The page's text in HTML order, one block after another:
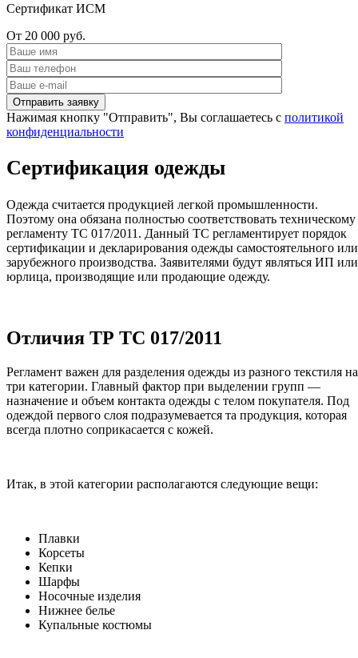
Сертификат ИСМ
От 20 000 руб.
Нажимая кнопку "Отправить", Вы соглашаетесь с политикой
конфиденциальности
Сертификация одежды
Одежда считается продукцией легкой промышленности.
Поэтому она обязана полностью соответствовать техническому
регламенту ТС 017/2011. Данный ТС регламентирует порядок
сертификации и декларирования одежды самостоятельного или
зарубежного производства. Заявителями будут являться ИП или
юрлица, производящие или продающие одежду.
Отличия ТР ТС 017/2011
Регламент важен для разделения одежды из разного текстиля на
три категории. Главный фактор при выделении групп —
назначение и объем контакта одежды с телом покупателя. Под
одеждой первого слоя подразумевается та продукция, которая
всегда плотно соприкасается с кожей.
Итак, в этой категории располагаются следующие вещи:
Плавки
Корсеты
Кепки
Шарфы
Носочные изделия
Нижнее белье
Купальные костюмы